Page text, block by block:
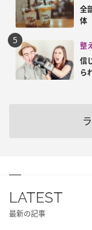
全
体
整
信
ら
LATEST
最新の記事